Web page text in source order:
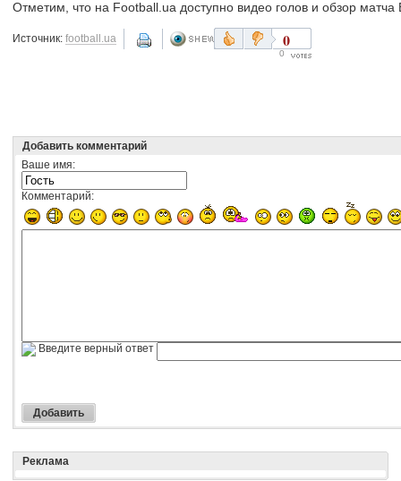
Отметим, что на Football.ua доступно видео голов и обзор
Источник: football.ua 0
0
Добавить комментарий
Ваше имя:
Комментарий:
Введите верный ответ
Реклама